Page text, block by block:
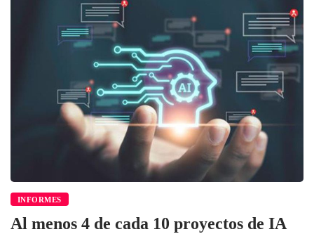
INFORMES
Al menos 4 de cada 10 proyectos de IA